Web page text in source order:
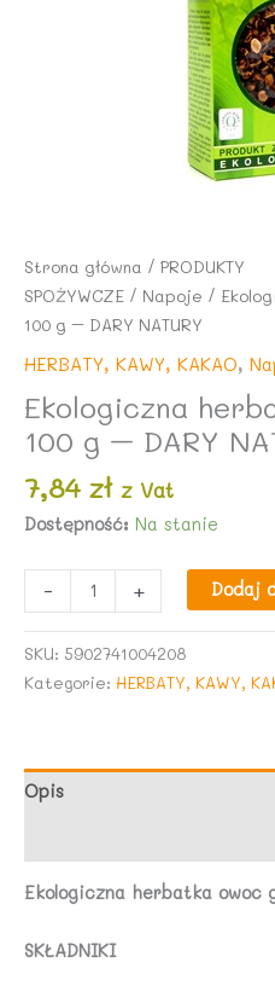
Strona główna / PRODUKTY
SPOŻYWCZE / Napoje /
100 g – DARY NATURY
HERBATY, KAWY, KAKAO,
Ekologiczna
100 g – DARY
7,84 zł z Vat
Dostępność: Na stanie
-
Ekologiczna
herbatka
głogu
-
+ Dodaj
SKU: 5902741004208
Kategorie: HERBATY, KAWY,
Opis
Ekologiczna herbatka owoc
SKŁADNIKI